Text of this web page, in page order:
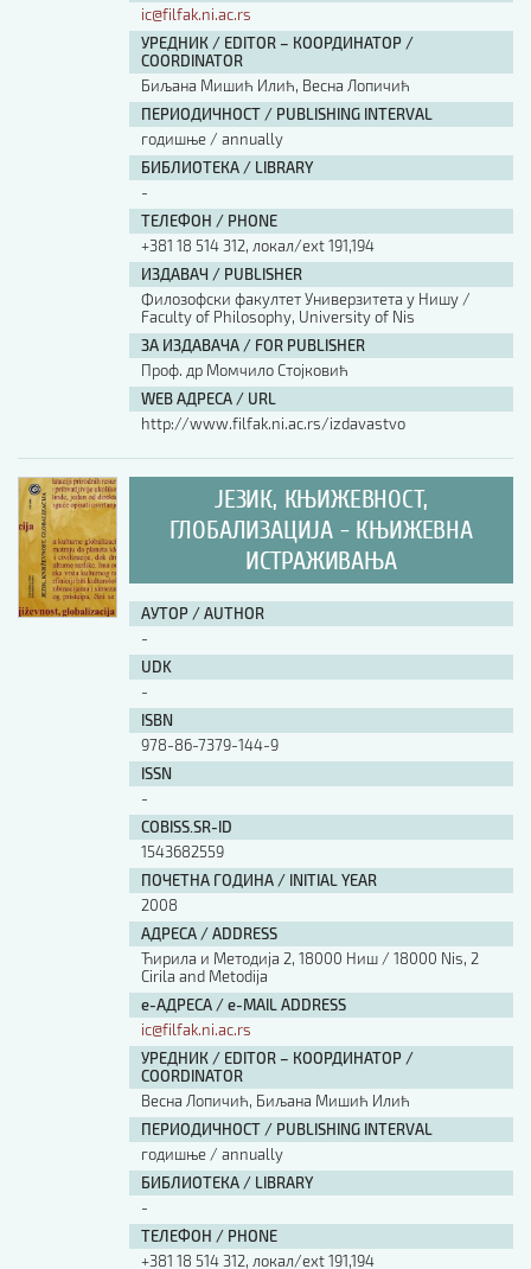
ic@filfak.ni.ac.rs
УРЕДНИК / EDITOR – КООРДИНАТОР /
COORDINATOR
Биљана Мишић Илић, Весна Лопичић
ПЕРИОДИЧНОСТ / PUBLISHING INTERVAL
годишње / annually
БИБЛИОТЕКА / LIBRARY
-
ТЕЛЕФОН / PHONE
+381 18 514 312, локал/ext 191,194
ИЗДАВАЧ / PUBLISHER
Филозофски факултет Универзитета у Нишу /
Faculty of Philosophy, University of Nis
ЗА ИЗДАВАЧА / FOR PUBLISHER
Проф. др Момчило Стојковић
WEB АДРЕСА / URL
http://www.filfak.ni.ac.rs/izdavastvo
ЈЕЗИК, КЊИЖЕВНОСТ,
ГЛОБАЛИЗАЦИЈА - КЊИЖЕВНА
ИСТРАЖИВАЊА
АУТОР / AUTHOR
-
UDK
-
ISBN
978-86-7379-144-9
ISSN
-
COBISS.SR-ID
1543682559
ПОЧЕТНА ГОДИНА / INITIAL YEAR
2008
АДРЕСА / ADDRESS
Ћирила и Методија 2, 18000 Ниш / 18000 Nis, 2
Cirila and Metodija
е-АДРЕСА / e-MAIL ADDRESS
ic@filfak.ni.ac.rs
УРЕДНИК / EDITOR – КООРДИНАТОР /
COORDINATOR
Весна Лопичић, Биљана Мишић Илић
ПЕРИОДИЧНОСТ / PUBLISHING INTERVAL
годишње / annually
БИБЛИОТЕКА / LIBRARY
-
ТЕЛЕФОН / PHONE
+381 18 514 312, локал/ext 191,194